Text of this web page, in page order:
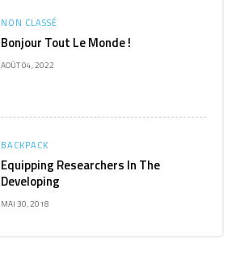
NON CLASSÉ
Bonjour Tout Le Monde !
AOÛT 04, 2022
BACKPACK
Equipping Researchers In The
Developing
MAI 30, 2018